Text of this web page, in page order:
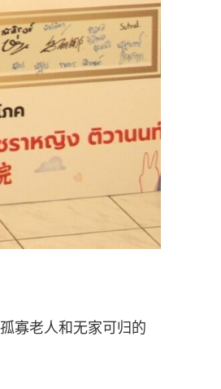
寡老人和无家可归的